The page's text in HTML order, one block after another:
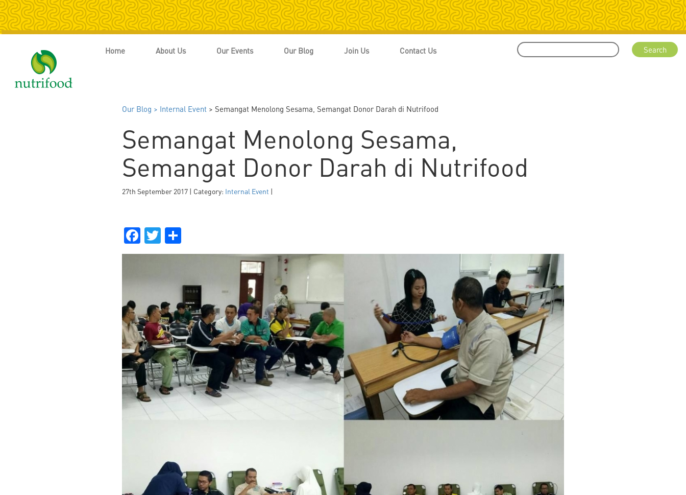
Home About Us Our Events Our Blog Join Us Contact Us
Our Blog > Internal Event > Semangat Menolong Sesama, Semangat Donor Darah di Nutrifood
Semangat Menolong Sesama,
Semangat Donor Darah di Nutrifood
27th September 2017 | Category: Internal Event |
Facebook
Twitter